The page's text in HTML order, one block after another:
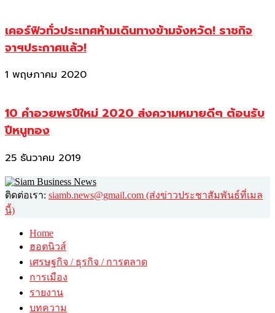
เคอร์ฟิวทั่วประเทศห้ามเดินทางข้ามจังหวัด! ราชกิจ
จาฯประกาศแล้ว!
1 พฤษภาคม 2020
10 คำอวยพรปีใหม่ 2020 ส่งความหมายดีๆ ต้อนรับ
ปีหนูทอง
25 ธันวาคม 2019
ติดต่อเรา: siamb.news@gmail.com (ส่งข่าวประชาสัมพันธ์ที่เมล
นี้)
Home
ฮอตนิวส์
เศรษฐกิจ / ธุรกิจ / การตลาด
การเมือง
รายงาน
บทความ